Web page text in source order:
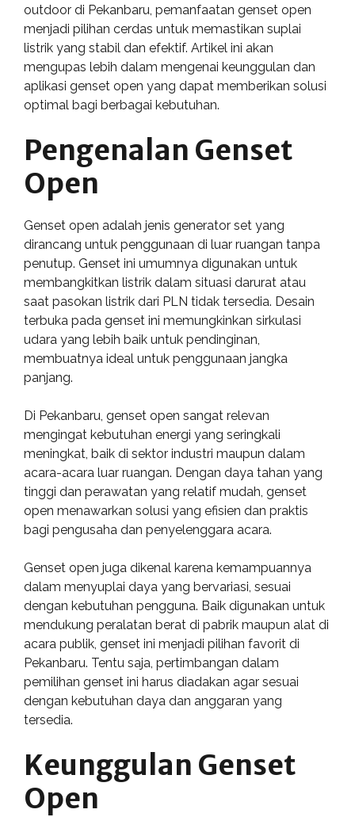
outdoor di Pekanbaru, pemanfaatan genset open
menjadi pilihan cerdas untuk memastikan suplai
listrik yang stabil dan efektif. Artikel ini akan
mengupas lebih dalam mengenai keunggulan dan
aplikasi genset open yang dapat memberikan solusi
optimal bagi berbagai kebutuhan.
Pengenalan Genset
Open
Genset open adalah jenis generator set yang
dirancang untuk penggunaan di luar ruangan tanpa
penutup. Genset ini umumnya digunakan untuk
membangkitkan listrik dalam situasi darurat atau
saat pasokan listrik dari PLN tidak tersedia. Desain
terbuka pada genset ini memungkinkan sirkulasi
udara yang lebih baik untuk pendinginan,
membuatnya ideal untuk penggunaan jangka
panjang.
Di Pekanbaru, genset open sangat relevan
mengingat kebutuhan energi yang seringkali
meningkat, baik di sektor industri maupun dalam
acara-acara luar ruangan. Dengan daya tahan yang
tinggi dan perawatan yang relatif mudah, genset
open menawarkan solusi yang efisien dan praktis
bagi pengusaha dan penyelenggara acara.
Genset open juga dikenal karena kemampuannya
dalam menyuplai daya yang bervariasi, sesuai
dengan kebutuhan pengguna. Baik digunakan untuk
mendukung peralatan berat di pabrik maupun alat di
acara publik, genset ini menjadi pilihan favorit di
Pekanbaru. Tentu saja, pertimbangan dalam
pemilihan genset ini harus diadakan agar sesuai
dengan kebutuhan daya dan anggaran yang
tersedia.
Keunggulan Genset
Open